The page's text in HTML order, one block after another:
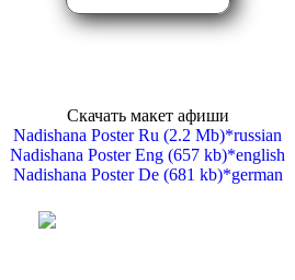
Скачать макет афиши
Nadishana Poster Ru (2.2 Mb)*russian
Nadishana Poster Eng (657 kb)*english
Nadishana Poster De (681 kb)*german